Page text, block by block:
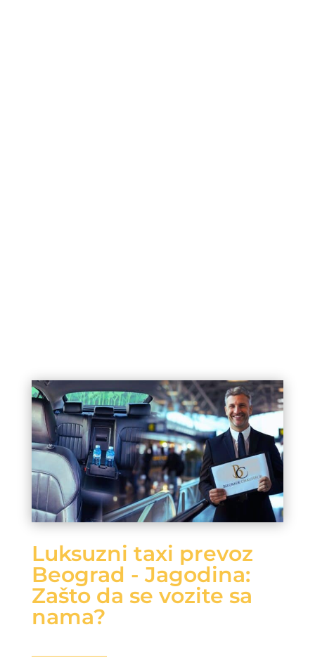
Luksuzni taxi prevoz
Beograd - Jagodina:
Zašto da se vozite sa
nama?